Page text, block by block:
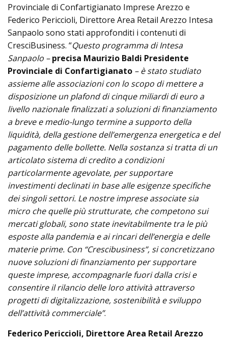
Provinciale di Confartigianato Imprese Arezzo e
Federico Periccioli, Direttore Area Retail Arezzo Intesa
Sanpaolo sono stati approfonditi i contenuti di
CresciBusiness. “Questo programma di Intesa
Sanpaolo –precisa Maurizio Baldi Presidente
Provinciale di Confartigianato – è stato studiato
assieme alle associazioni con lo scopo di mettere a
disposizione un plafond di cinque miliardi di euro a
livello nazionale finalizzati a soluzioni di finanziamento
a breve e medio-lungo termine a supporto della
liquidità, della gestione dell’emergenza energetica e del
pagamento delle bollette. Nella sostanza si tratta di un
articolato sistema di credito a condizioni
particolarmente agevolate, per supportare
investimenti declinati in base alle esigenze specifiche
dei singoli settori. Le nostre imprese associate sia
micro che quelle più strutturate, che competono sui
mercati globali, sono state inevitabilmente tra le più
esposte alla pandemia e ai rincari dell’energia e delle
materie prime. Con “Crescibusiness”, si concretizzano
nuove soluzioni di finanziamento per supportare
queste imprese, accompagnarle fuori dalla crisi e
consentire il rilancio delle loro attività attraverso
progetti di digitalizzazione, sostenibilità e sviluppo
dell’attività commerciale”.
Federico Periccioli, Direttore Area Retail Arezzo